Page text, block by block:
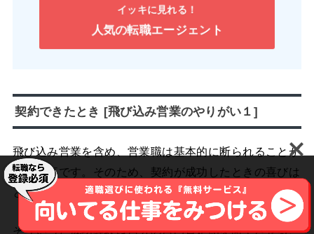
イッキに見れる！
人気の転職エージェント
契約できたとき [飛び込み営業のやりがい１]
飛び込み営業を含め、営業職は基本的に断られることが
多い仕事です。そのため、契約が成功したときの喜びは
とても大きなものとなるでしょう。
そういった成功経験は自分の自己肯定感を向上させるこ